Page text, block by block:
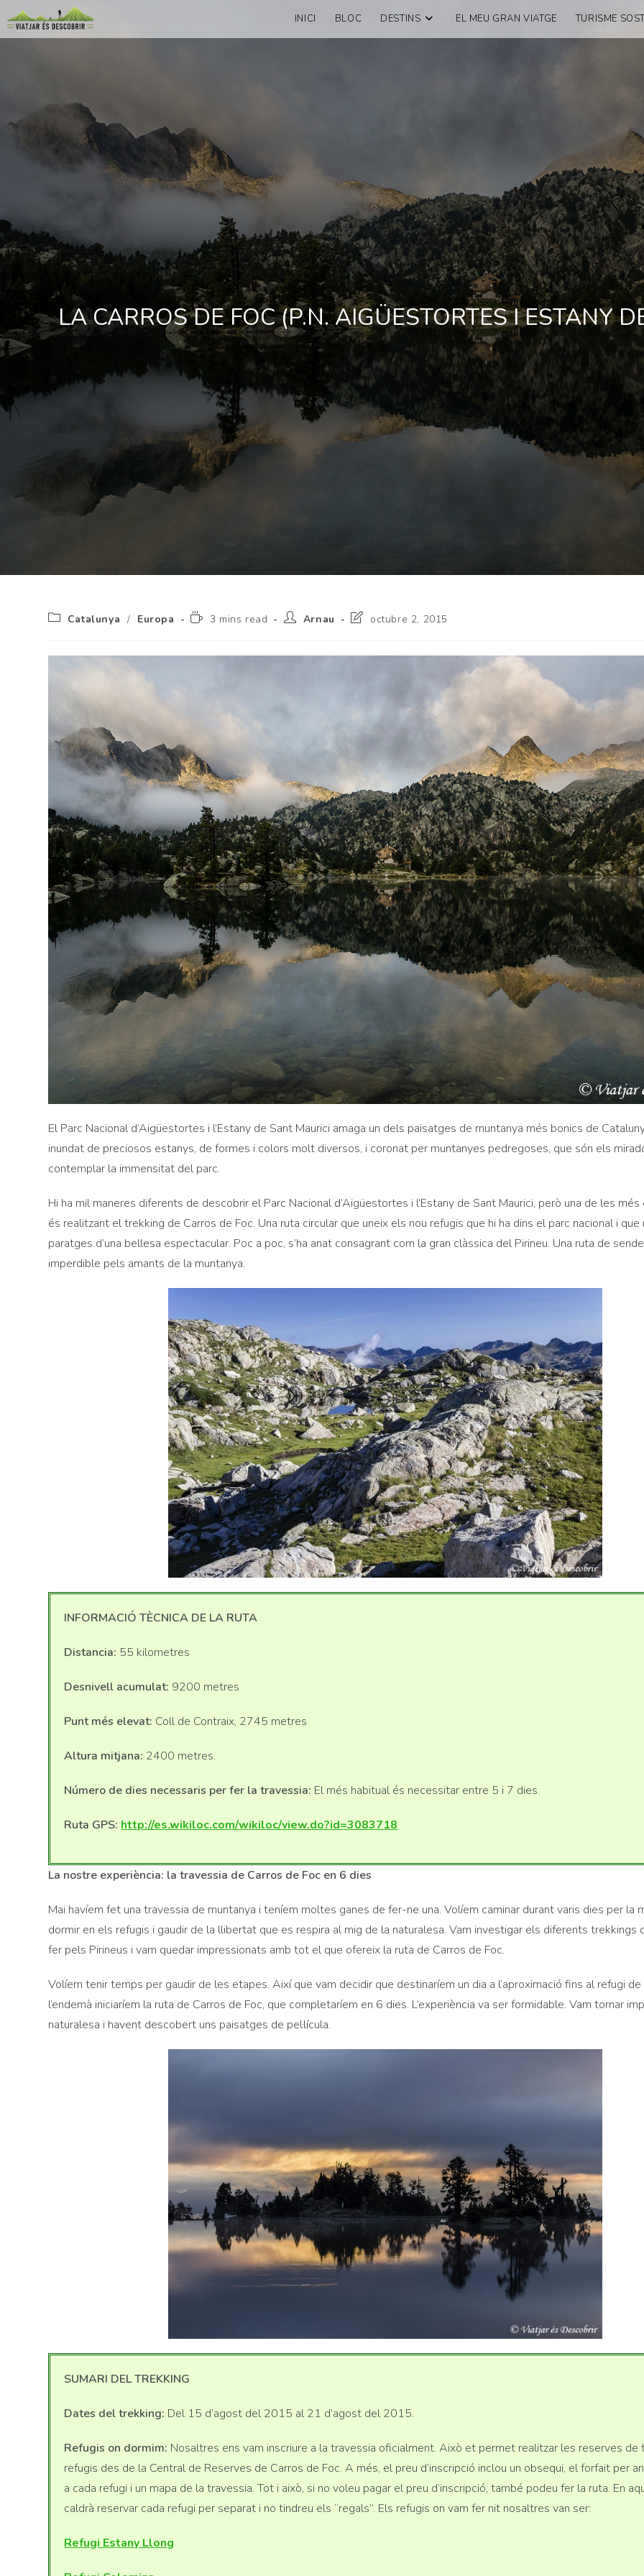
INICI BLOC DESTINS EL MEU GRAN VIATGE TURISME
LA CARROS DE FOC (P.N. AIGÜESTORTES I ESTANY
Catalunya / Europa 3 mins read Arnau octubre 2, 2015
El Parc Nacional d’Aigüestortes i l’Estany de Sant Maurici amaga un dels paisatges de muntanya més bonics de
inundat de preciosos estanys, de formes i colors molt diversos, i coronat per muntanyes pedregoses, que són els
contemplar la immensitat del parc.
Hi ha mil maneres diferents de descobrir el Parc Nacional d’Aigüestortes i l’Estany de Sant Maurici, però una de les
és realitzant el trekking de Carros de Foc. Una ruta circular que uneix els nou refugis que hi ha dins el parc nacional i que
paratges d’una bellesa espectacular. Poc a poc, s’ha anat consagrant com la gran clàssica del Pirineu. Una ruta de
imperdible pels amants de la muntanya.
INFORMACIÓ TÈCNICA DE LA RUTA
Distancia: 55 kilometres
Desnivell acumulat: 9200 metres
Punt més elevat: Coll de Contraix, 2745 metres
Altura mitjana: 2400 metres.
Número de dies necessaris per fer la travessia: El més habitual és necessitar entre 5 i 7 dies.
Ruta GPS: http://es.wikiloc.com/wikiloc/view.do?id=3083718
La nostre experiència: la travessia de Carros de Foc en 6 dies
Mai havíem fet una travessia de muntanya i teníem moltes ganes de fer-ne una. Volíem caminar durant varis dies per la
dormir en els refugis i gaudir de la llibertat que es respira al mig de la naturalesa. Vam investigar els diferents trekkings
fer pels Pirineus i vam quedar impressionats amb tot el que ofereix la ruta de Carros de Foc.
Volíem tenir temps per gaudir de les etapes. Així que vam decidir que destinaríem un dia a l’aproximació fins al refugi de
l’endemà iniciaríem la ruta de Carros de Foc, que completaríem en 6 dies. L’experiència va ser formidable. Vam tornar
naturalesa i havent descobert uns paisatges de pel·lícula.
SUMARI DEL TREKKING
Dates del trekking: Del 15 d’agost del 2015 al 21 d’agost del 2015.
Refugis on dormim: Nosaltres ens vam inscriure a la travessia oficialment. Això et permet realitzar les reserves de
refugis des de la Central de Reserves de Carros de Foc. A més, el preu d’inscripció inclou un obsequi, el forfait per
a cada refugi i un mapa de la travessia. Tot i això, si no voleu pagar el preu d’inscripció, també podeu fer la ruta. En
caldrà reservar cada refugi per separat i no tindreu els “regals”. Els refugis on vam fer nit nosaltres van ser:
Refugi Estany Llong